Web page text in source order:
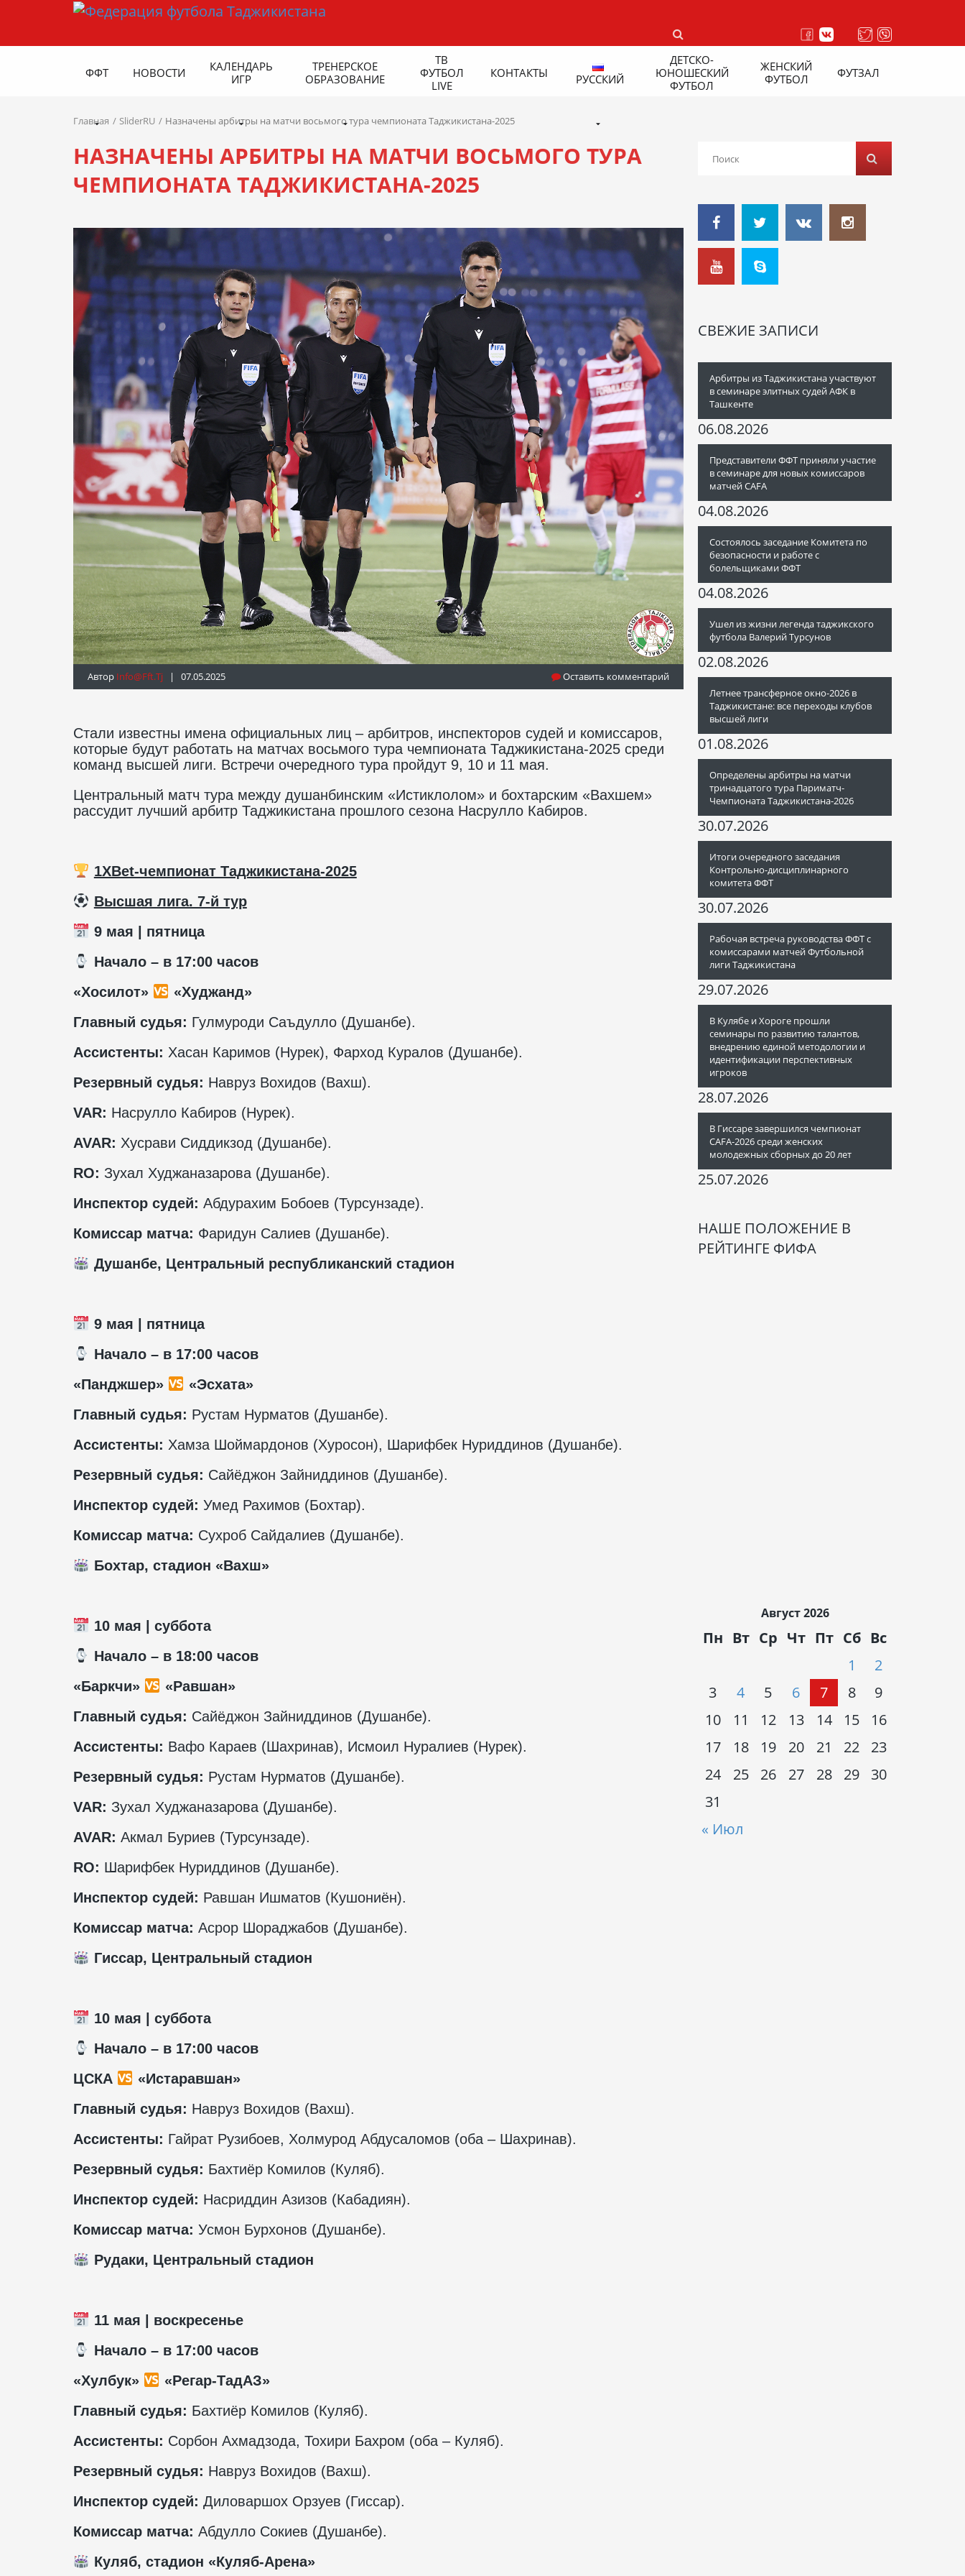
ФФТ НОВОСТИ
КАЛЕНДАРЬ
ИГР
ТРЕНЕРСКОЕ
ОБРАЗОВАНИЕ
ТВ
ФУТБОЛ
LIVE
КОНТАКТЫ РУССКИЙ
ДЕТСКО-
ЮНОШЕСКИЙ
ФУТБОЛ
ЖЕНСКИЙ
ФУТБОЛ
ФУТЗАЛ
Главная SliderRU Назначены арбитры на матчи восьмого тура чемпионата Таджикистана-2025
НАЗНАЧЕНЫ АРБИТРЫ НА МАТЧИ ВОСЬМОГО ТУРА
ЧЕМПИОНАТА ТАДЖИКИСТАНА-2025
Автор Info@fft.tj | 07.05.2025 Оставить комментарий
Стали известны имена официальных лиц – арбитров, инспекторов судей и комиссаров,
которые будут работать на матчах восьмого тура чемпионата Таджикистана-2025 среди
команд высшей лиги. Встречи очередного тура пройдут 9, 10 и 11 мая.
Центральный матч тура между душанбинским «Истиклолом» и бохтарским «Вахшем»
рассудит лучший арбитр Таджикистана прошлого сезона Насрулло Кабиров.
1XBet-чемпионат Таджикистана-2025
Высшая лига. 7-й тур
9 мая | пятница
️ Начало – в 17:00 часов
«Хосилот»
«Худжанд»
Главный судья: Гулмуроди Саъдулло (Душанбе).
Ассистенты: Хасан Каримов (Нурек), Фарход Куралов (Душанбе).
Резервный судья: Навруз Вохидов (Вахш).
VAR: Насрулло Кабиров (Нурек).
AVAR: Хусрави Сиддикзод (Душанбе).
RO: Зухал Худжаназарова (Душанбе).
Инспектор судей: Абдурахим Бобоев (Турсунзаде).
Комиссар матча: Фаридун Салиев (Душанбе).
Душанбе, Центральный республиканский стадион
9 мая | пятница
️ Начало – в 17:00 часов
«Панджшер»
«Эсхата»
Главный судья: Рустам Нурматов (Душанбе).
Ассистенты: Хамза Шоймардонов (Хуросон), Шарифбек Нуриддинов (Душанбе).
Резервный судья: Сайёджон Зайниддинов (Душанбе).
Инспектор судей: Умед Рахимов (Бохтар).
Комиссар матча: Сухроб Сайдалиев (Душанбе).
Бохтар, стадион «Вахш»
10 мая | суббота
️ Начало – в 18:00 часов
«Баркчи»
«Равшан»
Главный судья: Сайёджон Зайниддинов (Душанбе).
Ассистенты: Вафо Караев (Шахринав), Исмоил Нуралиев (Нурек).
Резервный судья: Рустам Нурматов (Душанбе).
VAR: Зухал Худжаназарова (Душанбе).
AVAR: Акмал Буриев (Турсунзаде).
RO: Шарифбек Нуриддинов (Душанбе).
Инспектор судей: Равшан Ишматов (Кушониён).
Комиссар матча: Асрор Шораджабов (Душанбе).
Гиссар, Центральный стадион
10 мая | суббота
️ Начало – в 17:00 часов
ЦСКА
«Истаравшан»
Главный судья: Навруз Вохидов (Вахш).
Ассистенты: Гайрат Рузибоев, Холмурод Абдусаломов (оба – Шахринав).
Резервный судья: Бахтиёр Комилов (Куляб).
Инспектор судей: Насриддин Азизов (Кабадиян).
Комиссар матча: Усмон Бурхонов (Душанбе).
Рудаки, Центральный стадион
11 мая | воскресенье
️ Начало – в 17:00 часов
«Хулбук»
«Регар-ТадАЗ»
Главный судья: Бахтиёр Комилов (Куляб).
Ассистенты: Сорбон Ахмадзода, Тохири Бахром (оба – Куляб).
Резервный судья: Навруз Вохидов (Вахш).
Инспектор судей: Диловаршох Орзуев (Гиссар).
Комиссар матча: Абдулло Сокиев (Душанбе).
Куляб, стадион «Куляб-Арена»
СВЕЖИЕ ЗАПИСИ
Арбитры из Таджикистана участвуют
в семинаре элитных судей АФК в
Ташкенте
06.08.2026
Представители ФФТ приняли участие
в семинаре для новых комиссаров
матчей CAFA
04.08.2026
Состоялось заседание Комитета по
безопасности и работе с
болельщиками ФФТ
04.08.2026
Ушел из жизни легенда таджикского
футбола Валерий Турсунов
02.08.2026
Летнее трансферное окно-2026 в
Таджикистане: все переходы клубов
высшей лиги
01.08.2026
Определены арбитры на матчи
тринадцатого тура Париматч-
Чемпионата Таджикистана-2026
30.07.2026
Итоги очередного заседания
Контрольно-дисциплинарного
комитета ФФТ
30.07.2026
Рабочая встреча руководства ФФТ с
комиссарами матчей Футбольной
лиги Таджикистана
29.07.2026
В Кулябе и Хороге прошли
семинары по развитию талантов,
внедрению единой методологии и
идентификации перспективных
игроков
28.07.2026
В Гиссаре завершился чемпионат
CAFA-2026 среди женских
молодежных сборных до 20 лет
25.07.2026
НАШЕ ПОЛОЖЕНИЕ В
РЕЙТИНГЕ ФИФА
Август 2026
Пн Вт Ср Чт Пт Сб Вс
« Июл
1
2
3
4 5 6 7 8
9
10
11 12 13 14 15
16
17
18 19 20 21 22
23
24
25 26 27 28 29
30
31